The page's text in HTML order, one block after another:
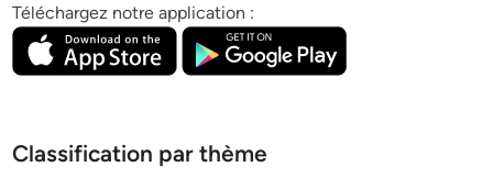
Téléchargez notre application :
Classification par thème